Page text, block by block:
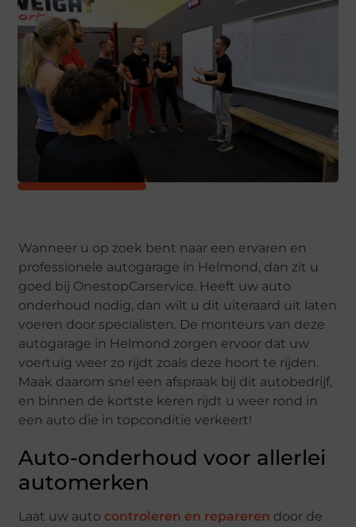
Wanneer u op zoek bent naar een ervaren en
professionele autogarage in Helmond, dan zit u
goed bij OnestopCarservice. Heeft uw auto
onderhoud nodig, dan wilt u dit uiteraard uit laten
voeren door specialisten. De monteurs van deze
autogarage in Helmond zorgen ervoor dat uw
voertuig weer zo rijdt zoals deze hoort te rijden.
Maak daarom snel een afspraak bij dit autobedrijf,
en binnen de kortste keren rijdt u weer rond in
een auto die in topconditie verkeert!
Auto-onderhoud voor allerlei
automerken
Laat uw auto controleren en repareren door de